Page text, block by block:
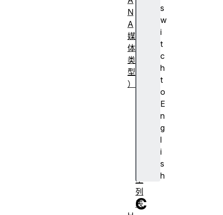
s
w
i
t
c
h
t
o
E
n
g
l
i
s
h
C
N
A
媒
体
类
型
）
型
列
表